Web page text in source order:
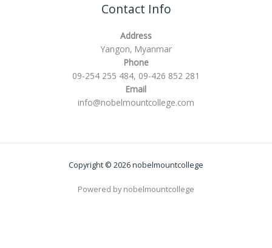
Contact Info
Address
Yangon, Myanmar
Phone
09-254 255 484, 09-426 852 281
Email
info@nobelmountcollege.com
Copyright © 2026 nobelmountcollege
Powered by nobelmountcollege